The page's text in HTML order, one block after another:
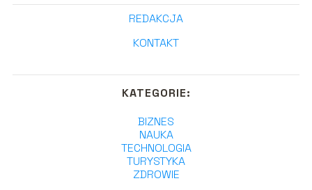
REDAKCJA
KONTAKT
KATEGORIE:
BIZNES
NAUKA
TECHNOLOGIA
TURYSTYKA
ZDROWIE